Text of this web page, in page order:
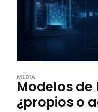
MEDIA
Modelos de
¿propios o